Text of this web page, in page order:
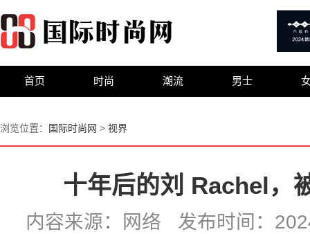
首页 时尚 潮流 男士
浏览位置： 国际时尚网 > 视界
十年后的刘 Rachel，
内容来源：网络 发布时间：